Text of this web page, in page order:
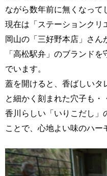
ながら数年前に無くなって
現在は「ステーションクリ
岡山の「三好野本店」さん
「高松駅弁」のブランド
でいます。
蓋を開けると、香ばしいタ
と細かく刻まれた穴子も・
香川らしい「いりこだし」
ことで、心地よい味のハー